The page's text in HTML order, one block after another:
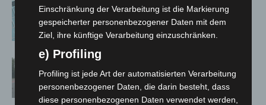
Anklage nach Abschaltung von
„Archetyp Market“ erhoben
Hannover: Polizei stoppt 166
Trunkenheitsfahrten bei
Großkontrolle
Einschränkung der Verarbeitung ist die Markierung
gespeicherter personenbezogener Daten mit dem
Ziel, ihre künftige Verarbeitung einzuschränken.
e) Profiling
Profiling ist jede Art der automatisierten Verarbeitung
personenbezogener Daten, die darin besteht, dass
diese personenbezogenen Daten verwendet werden,